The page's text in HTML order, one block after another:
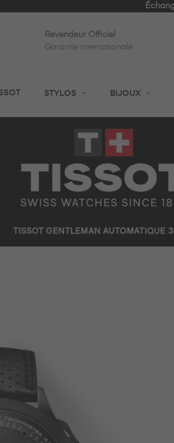
Revendeur Officiel
Garantie internationale
STYLOS BIJOUX